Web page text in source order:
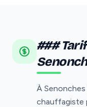
###
À
chauffagiste